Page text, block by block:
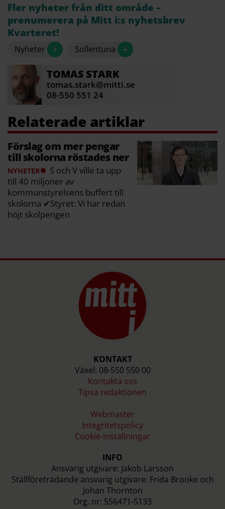
Fler nyheter från ditt område –
prenumerera på Mitt i:s nyhetsbrev
Kvarteret!
Nyheter + Sollentuna +
TOMAS STARK
tomas.stark@mitti.se
08-550 551 24
Förslag om mer pengar
till skolorna röstades ner
NYHETER
S och V ville ta upp
till 40 miljoner av
kommunstyrelsens buffert till
skolorna ✔Styret: Vi har redan
höjt skolpengen
KONTAKT
Växel: 08-550 550 00
Kontakta oss
Tipsa redaktionen
Webmaster
Integritetspolicy
Cookie-inställningar
INFO
Ansvarig utgivare: Jakob Larsson
Ställföreträdande ansvarig utgivare: Frida Brooke och
Johan Thornton
Org. nr: 556471-5133